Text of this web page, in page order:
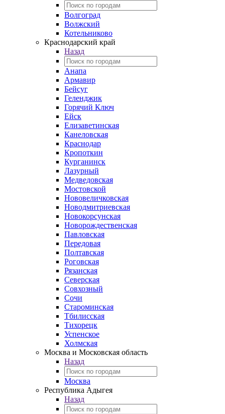
Волгоград
Волжский
Котельниково
Краснодарский край
Назад
Анапа
Армавир
Бейсуг
Геленджик
Горячий Ключ
Ейск
Елизаветинская
Канеловская
Краснодар
Кропоткин
Курганинск
Лазурный
Медведовская
Мостовской
Нововеличковская
Новодмитриевская
Новокорсунская
Новорождественская
Павловская
Передовая
Полтавская
Роговская
Рязанская
Северская
Совхозный
Сочи
Староминская
Тбилисская
Тихорецк
Успенское
Холмская
Москва и Московская область
Назад
Москва
Республика Адыгея
Назад